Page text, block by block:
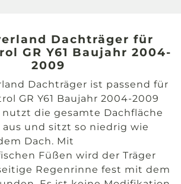
Dachträger für
GR Y61 Baujahr 2004-
2009
Dachträger ist passend für
GR Y61 Baujahr 2004-2009
die gesamte Dachfläche
aus und sitzt so niedrig wie
Dach. Mit
Füßen wird der Träger
Regenrinne fest mit dem